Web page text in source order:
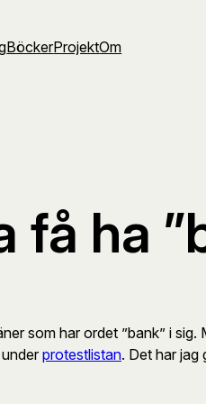
BöckerProjektOm
få ha
som har ordet ”bank” i
protestlistan. Det har jag